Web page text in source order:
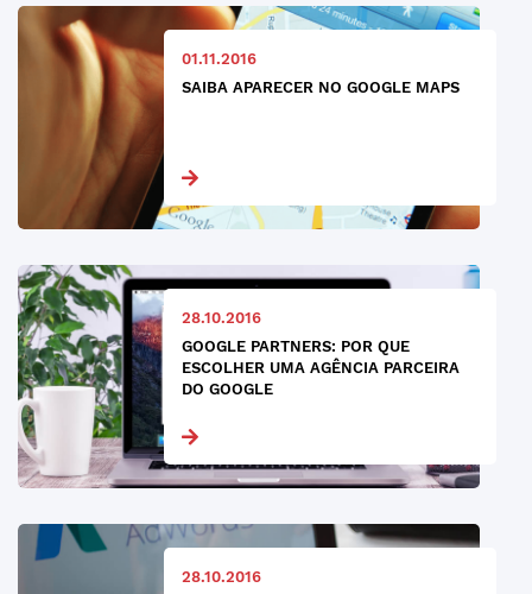
01.11.2016
SAIBA APARECER NO GOOGLE MAPS
28.10.2016
GOOGLE PARTNERS: POR QUE
ESCOLHER UMA AGÊNCIA PARCEIRA
DO GOOGLE
28.10.2016